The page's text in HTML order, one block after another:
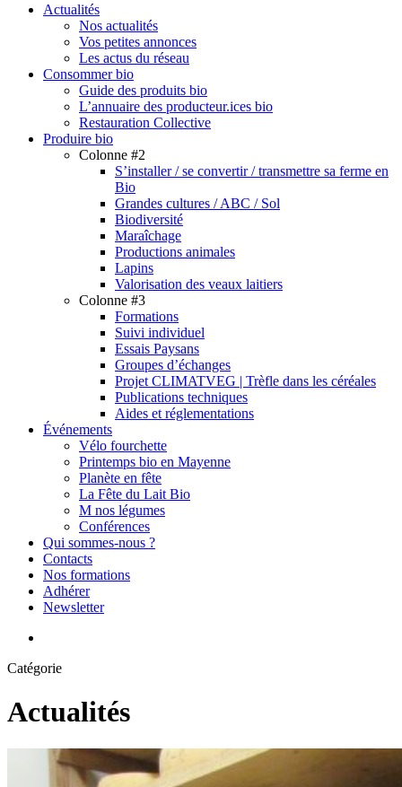
search
Menu
Actualités
Nos actualités
Vos petites annonces
Les actus du réseau
Consommer bio
Guide des produits bio
L’annuaire des producteur.ices bio
Restauration Collective
Produire bio
Colonne #2
S’installer / se convertir / transmettre sa ferme en
Bio
Grandes cultures / ABC / Sol
Biodiversité
Maraîchage
Productions animales
Lapins
Valorisation des veaux laitiers
Colonne #3
Formations
Suivi individuel
Essais Paysans
Groupes d’échanges
Projet CLIMATVEG | Trèfle dans les céréales
Publications techniques
Aides et réglementations
Événements
Vélo fourchette
Printemps bio en Mayenne
Planète en fête
La Fête du Lait Bio
M nos légumes
Conférences
Qui sommes-nous ?
Contacts
Nos formations
Adhérer
Newsletter
Catégorie
Actualités
GROUPE
D’ÉCHANGES